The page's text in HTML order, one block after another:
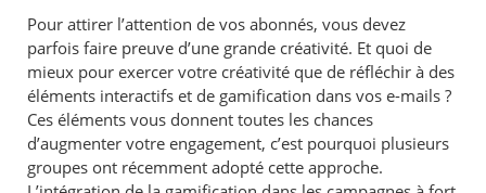
Pour attirer l’attention de vos abonnés, vous devez
parfois faire preuve d’une grande créativité. Et quoi de
mieux pour exercer votre créativité que de réfléchir à des
éléments interactifs et de gamification dans vos e-mails ?
Ces éléments vous donnent toutes les chances
d’augmenter votre engagement, c’est pourquoi plusieurs
groupes ont récemment adopté cette approche.